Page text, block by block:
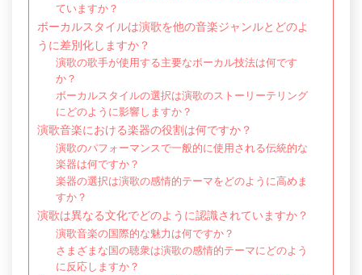
ていますか？
ボーカルスタイルは演歌を他の音楽ジャンルとどのよ
うに差別化しますか？
演歌の歌手が使用する主要なボーカル技法は何です
か？
ボーカルスタイルの選択は演歌のストーリーテリング
にどのように影響しますか？
演歌音楽における楽器の役割は何ですか？
演歌のパフォーマンスで一般的に使用される伝統的な
楽器は何ですか？
楽器の選択は演歌の感情的テーマをどのように高めま
すか？
演歌は異なる文化でどのように認識されていますか？
演歌音楽の国際的な魅力は何ですか？
さまざまな国の聴衆は演歌の感情的テーマにどのよう
に反応しますか？